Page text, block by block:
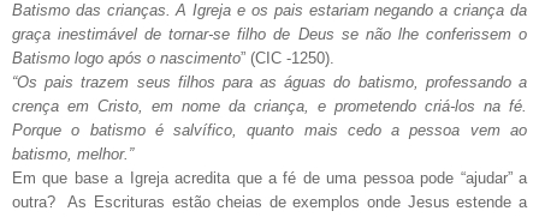
Batismo das crianças. A Igreja e os pais estariam negando a criança da
graça inestimável de tornar-se filho de Deus se não lhe conferissem o
Batismo logo após o nascimento” (CIC -1250).
“Os pais trazem seus filhos para as águas do batismo, professando a
crença em Cristo, em nome da criança, e prometendo criá-los na fé.
Porque o batismo é salvífico, quanto mais cedo a pessoa vem ao
batismo, melhor.”
Em que base a Igreja acredita que a fé de uma pessoa pode “ajudar” a
outra? As Escrituras estão cheias de exemplos onde Jesus estende a